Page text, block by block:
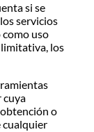
si se
servicios
como uso
los
cuya
o
cualquier